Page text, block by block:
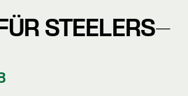
STEELERS-